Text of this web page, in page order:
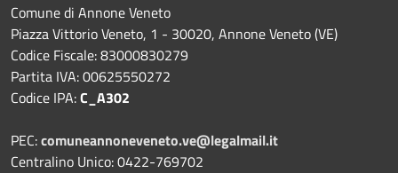
Comune di Annone Veneto
Piazza Vittorio Veneto, 1 - 30020, Annone Veneto (VE)
Codice Fiscale: 83000830279
Partita IVA: 00625550272
Codice IPA:C_A302
PEC:comuneannoneveneto.ve@legalmail.it
Centralino Unico: 0422-769702